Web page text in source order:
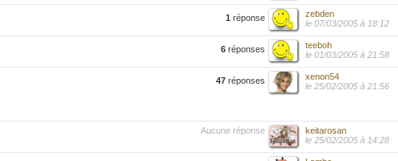
1 réponse
zebden
le 07/03/2005 à 18:12
6 réponses
teeboh
le 01/03/2005 à 21:58
47 réponses
xenon54
le 25/02/2005 à 21:56
Aucune réponse
keitarosan
le 25/02/2005 à 14:28